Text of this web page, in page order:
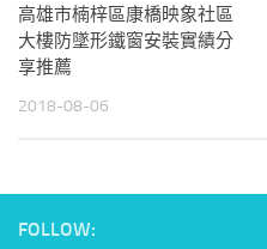
高雄市楠梓區康橋映象社區
大樓防墜形鐵窗安裝實績分
享推薦
2018-08-06
FOLLOW: